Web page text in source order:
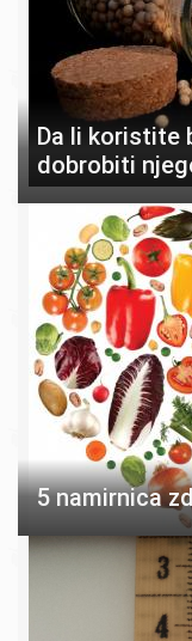
Da li koristite
dobrobiti
5 namirnica